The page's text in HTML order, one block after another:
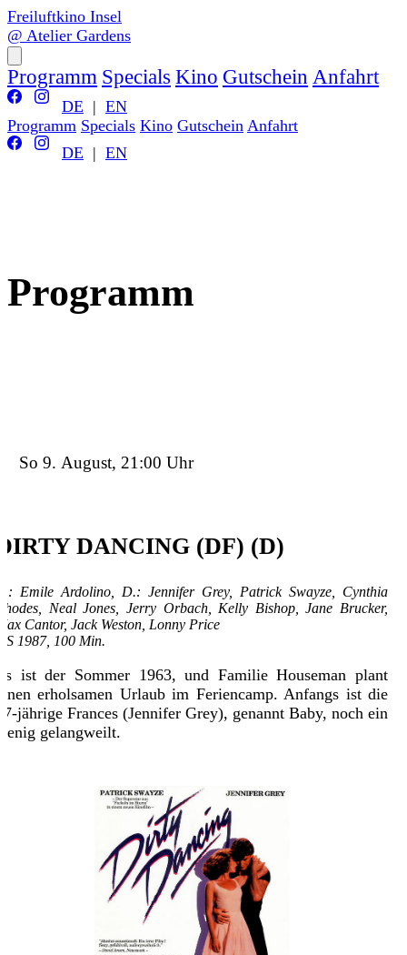
Freiluftkino Insel
@ Atelier Gardens
Programm Specials Kino Gutschein Anfahrt
DE | EN
Programm Specials Kino Gutschein Anfahrt
DE | EN
Programm
So 9. August, 21:00 Uhr
DANCING (DF) (D)
Emile Ardolino, D.: Jennifer Grey, Patrick Swayze, Cynthia
Neal Jones, Jerry Orbach, Kelly Bishop, Jane Brucker,
Cantor, Jack Weston, Lonny Price
1987, 100 Min.
ist der Sommer 1963, und Familie Houseman plant
erholsamen Urlaub im Feriencamp. Anfangs ist die
jährige Frances (Jennifer Grey), genannt Baby, noch ein
gelangweilt.